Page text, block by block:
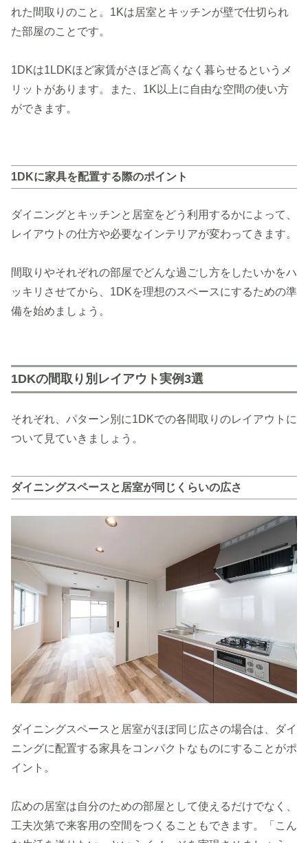
れた間取りのこと。1Kは居室とキッチンが壁で仕切られ
た部屋のことです。
1DKは1LDKほど家賃がさほど高くなく暮らせるというメ
リットがあります。また、1K以上に自由な空間の使い方
ができます。
1DKに家具を配置する際のポイント
ダイニングとキッチンと居室をどう利用するかによって、
レイアウトの仕方や必要なインテリアが変わってきます。
間取りやそれぞれの部屋でどんな過ごし方をしたいかをハ
ッキリさせてから、1DKを理想のスペースにするための準
備を始めましょう。
1DKの間取り別レイアウト実例3選
それぞれ、パターン別に1DKでの各間取りのレイアウトに
ついて見ていきましょう。
ダイニングスペースと居室が同じくらいの広さ
ダイニングスペースと居室がほぼ同じ広さの場合は、ダイ
ニングに配置する家具をコンパクトなものにすることがポ
イント。
広めの居室は自分のための部屋として使えるだけでなく、
工夫次第で来客用の空間をつくることもできます。「こん